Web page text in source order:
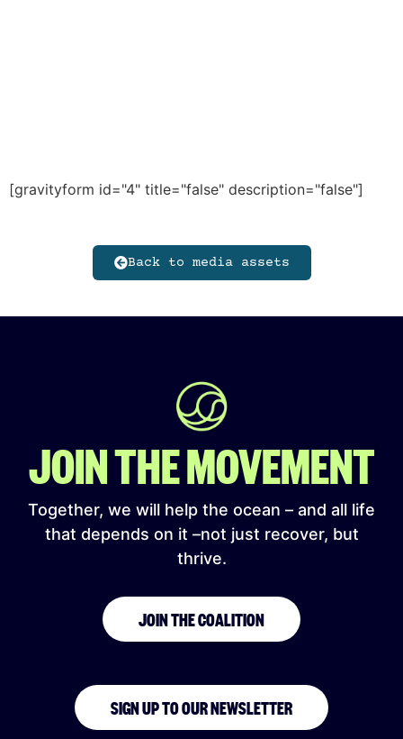
[gravityform id="4" title="false" description="false"]
Back to media assets
JOIN THE MOVEMENT
Together, we will help the ocean – and all life
that depends on it –not just recover, but
thrive.
JOIN THE COALITION
SIGN UP TO OUR NEWSLETTER